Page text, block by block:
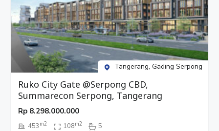
Tangerang, Gading Serpong
Ruko City Gate @Serpong CBD,
Summarecon Serpong, Tangerang
Rp 8.298.000.000
453 m2 108m2 5